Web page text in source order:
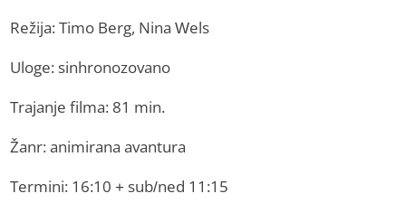
Režija: Timo Berg, Nina Wels
Uloge: sinhronozovano
Trajanje filma: 81 min.
Žanr: animirana avantura
Termini: 16:10 + sub/ned 11:15